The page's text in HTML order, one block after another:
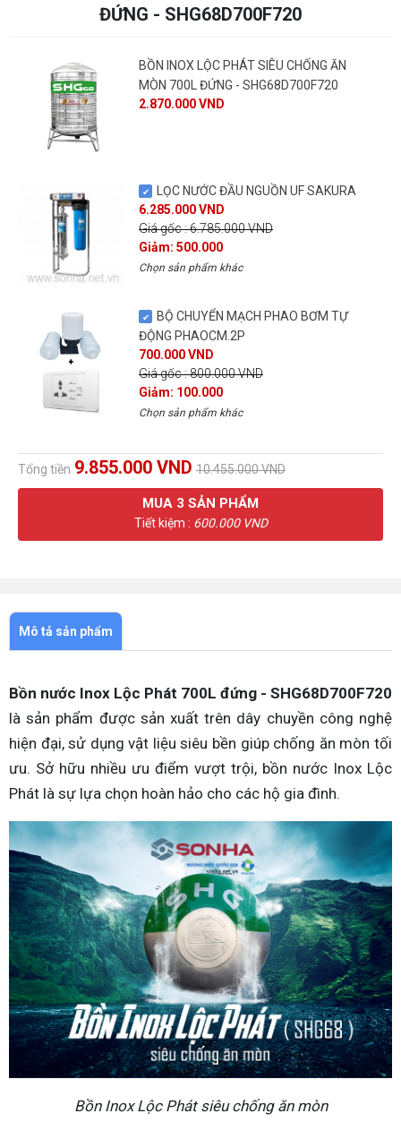
ĐỨNG - SHG68D700F720
BỒN INOX LỘC PHÁT SIÊU CHỐNG ĂN
MÒN 700L ĐỨNG - SHG68D700F720
2.870.000 VND
LỌC NƯỚC ĐẦU NGUỒN UF SAKURA
6.285.000 VND
Giá gốc : 6.785.000 VND
Giảm: 500.000
Chọn sản phẩm khác
BỘ CHUYỂN MẠCH PHAO BƠM TỰ
ĐỘNG PHAOCM.2P
700.000 VND
Giá gốc : 800.000 VND
Giảm: 100.000
Chọn sản phẩm khác
Tổng tiền 9.855.000 VND 10.455.000 VND
MUA 3 SẢN PHẨM
Tiết kiệm : 600.000 VND
Mô tả sản phẩm
Bồn nước Inox Lộc Phát 700L đứng - SHG68D700F720
là sản phẩm được sản xuất trên dây chuyền công nghệ
hiện đại, sử dụng vật liệu siêu bền giúp chống ăn mòn tối
ưu. Sở hữu nhiều ưu điểm vượt trội, bồn nước Inox Lộc
Phát là sự lựa chọn hoàn hảo cho các hộ gia đình.
Bồn Inox Lộc Phát siêu chống ăn mòn